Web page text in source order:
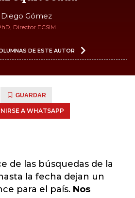
Diego Gómez
Director ECSIM
DE ESTE AUTOR
GUARDAR
A WHATSAPP
de las búsquedas de la
la fecha dejan un
para el país. Nos